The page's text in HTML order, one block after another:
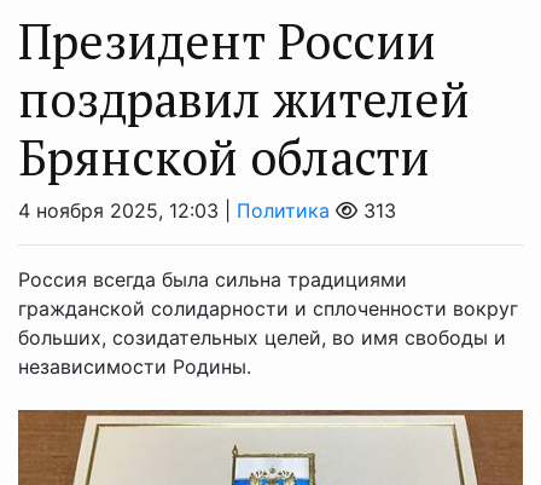
Президент России
поздравил жителей
Брянской области
4 ноября 2025, 12:03 | Политика 313
Россия всегда была сильна традициями
гражданской солидарности и сплоченности вокруг
больших, созидательных целей, во имя свободы и
независимости Родины.